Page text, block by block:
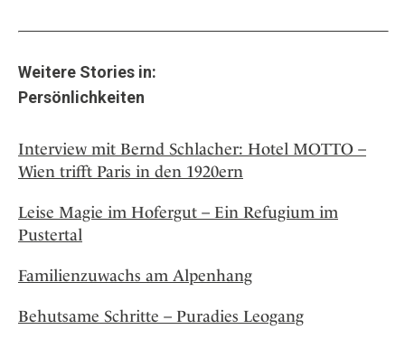
Weitere Stories in:
Persönlichkeiten
Interview mit Bernd Schlacher: Hotel MOTTO –
Wien trifft Paris in den 1920ern
Leise Magie im Hofergut – Ein Refugium im
Pustertal
Familienzuwachs am Alpenhang
Behutsame Schritte – Puradies Leogang